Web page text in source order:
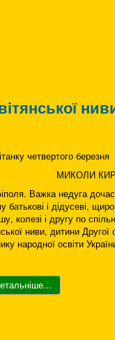
четвертого
Важка недуга
батькові і дідусеві,
колезі і другу по
ниви, дитини Другої
народної освіти